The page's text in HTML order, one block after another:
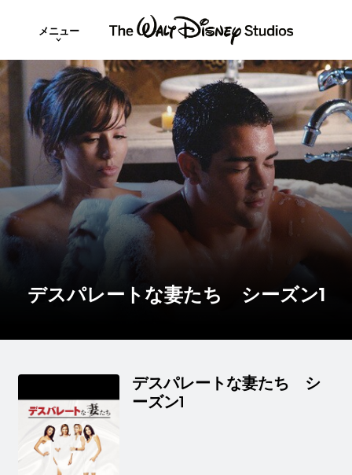
メニュー
デスパレートな妻たち シーズン1
デスパレートな妻たち シ
ーズン1